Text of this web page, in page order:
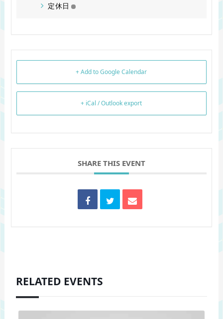
定休日
+ Add to Google Calendar
+ iCal / Outlook export
SHARE THIS EVENT
RELATED EVENTS